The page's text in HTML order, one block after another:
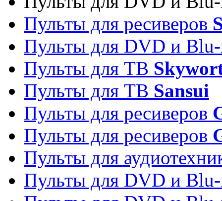
Пульты для ресиверов
Пульты для DVD и
Пульты для ТВ
Пульты для ТВ Sansui
Пульты для ресиверов
Пульты для ресиверов
Пульты для
Пульты для DVD и